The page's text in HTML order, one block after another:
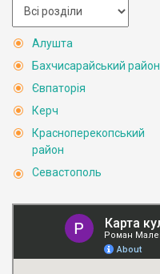
Алушта
Бахчисарайський район
Євпаторія
Керч
Красноперекопський
район
Севастополь